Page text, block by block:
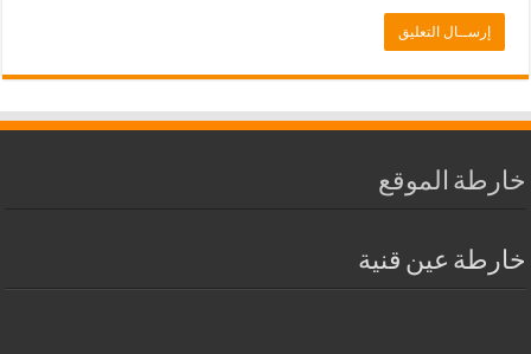
خارطة الموقع
خارطة عين قنية